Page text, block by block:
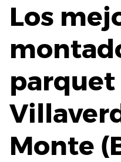
Los
parquet
Monte